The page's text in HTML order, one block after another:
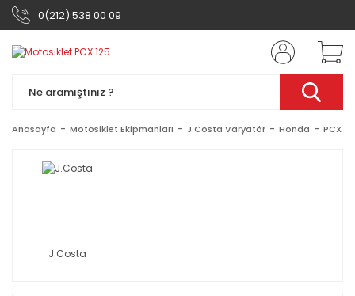
0(212) 538 00 09
Anasayfa Motosiklet Ekipmanları J.Costa Varyatör Honda PCX
J.Costa